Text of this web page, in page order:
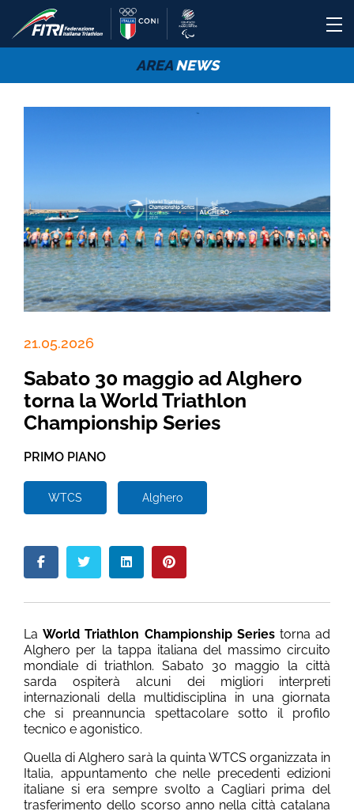
AREANEWS
21.05.2026
Sabato 30 maggio ad Alghero
torna la World Triathlon
Championship Series
PRIMO PIANO
WTCS Alghero
LaWorld Triathlon Championship Seriestorna ad
Alghero per la tappa italiana del massimo circuito
mondiale di triathlon. Sabato 30 maggio la città
sarda ospiterà alcuni dei migliori interpreti
internazionali della multidisciplina in una giornata
che si preannuncia spettacolare sotto il profilo
tecnico e agonistico.
Quella di Alghero sarà la quinta WTCS organizzata in
Italia, appuntamento che nelle precedenti edizioni
italiane si era sempre svolto a Cagliari prima del
trasferimento dello scorso anno nella città catalana